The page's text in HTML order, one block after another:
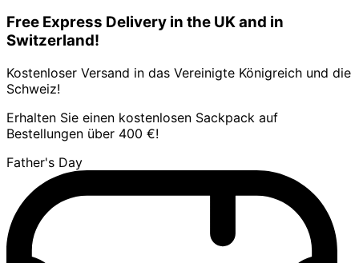
Free Express Delivery in the UK and in
Switzerland!
Kostenloser Versand in das Vereinigte Königreich und die
Schweiz!
Erhalten Sie einen kostenlosen Sackpack auf
Bestellungen über 400 €!
Father's Day